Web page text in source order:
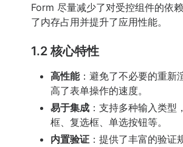
Form 尽量减少了对受控组件的依
了内存占用并提升了应用性能。
1.2 核心特性
高性能：避免了不必要的重新
高了表单操作的速度。
易于集成 ：支持多种输入类型
框、复选框、单选按钮等。
内置验证 ：提供了丰富的验证